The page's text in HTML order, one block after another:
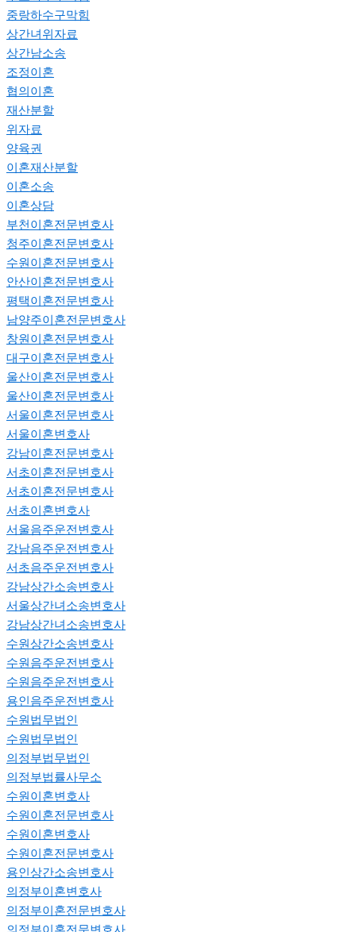
중랑하수구막힘
상간녀위자료
상간남소송
조정이혼
협의이혼
재산분할
위자료
양육권
이혼재산분할
이혼소송
이혼상담
부천이혼전문변호사
청주이혼전문변호사
수원이혼전문변호사
안산이혼전문변호사
평택이혼전문변호사
남양주이혼전문변호사
창원이혼전문변호사
대구이혼전문변호사
울산이혼전문변호사
울산이혼전문변호사
서울이혼전문변호사
서울이혼변호사
강남이혼전문변호사
서초이혼전문변호사
서초이혼전문변호사
서초이혼변호사
서울음주운전변호사
강남음주운전변호사
서초음주운전변호사
강남상간소송변호사
서울상간녀소송변호사
강남상간녀소송변호사
수원상간소송변호사
수원음주운전변호사
수원음주운전변호사
용인음주운전변호사
수원법무법인
수원법무법인
의정부법무법인
의정부법률사무소
수원이혼변호사
수원이혼전문변호사
수원이혼변호사
수원이혼전문변호사
용인상간소송변호사
의정부이혼변호사
의정부이혼전문변호사